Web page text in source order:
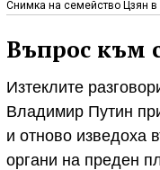
Снимка на семейство Цзян в
Въпрос към
Изтеклите
Владимир Путин
и отново изведоха
органи на преден